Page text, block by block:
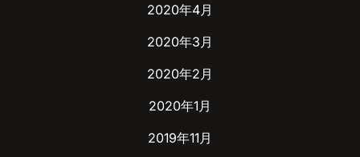
2020年4月
2020年3月
2020年2月
2020年1月
2019年11月